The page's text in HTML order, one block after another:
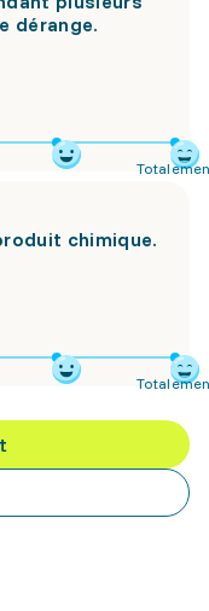
dérange.
chimique.